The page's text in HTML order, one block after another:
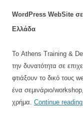
WordPress WebSite
Ελλάδα
Το Athens Training &
την δυνατότητα σε
φτιάξουν το δικό τους
ένα σεμινάριο/
χρήμα. Continue reading